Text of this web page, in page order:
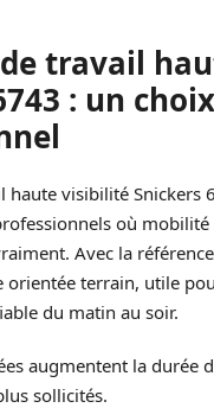
travail
: un choix
haute visibilité Snickers
où mobilité
Avec la
orientée terrain, utile
du matin au soir.
augmentent la durée
sollicités.